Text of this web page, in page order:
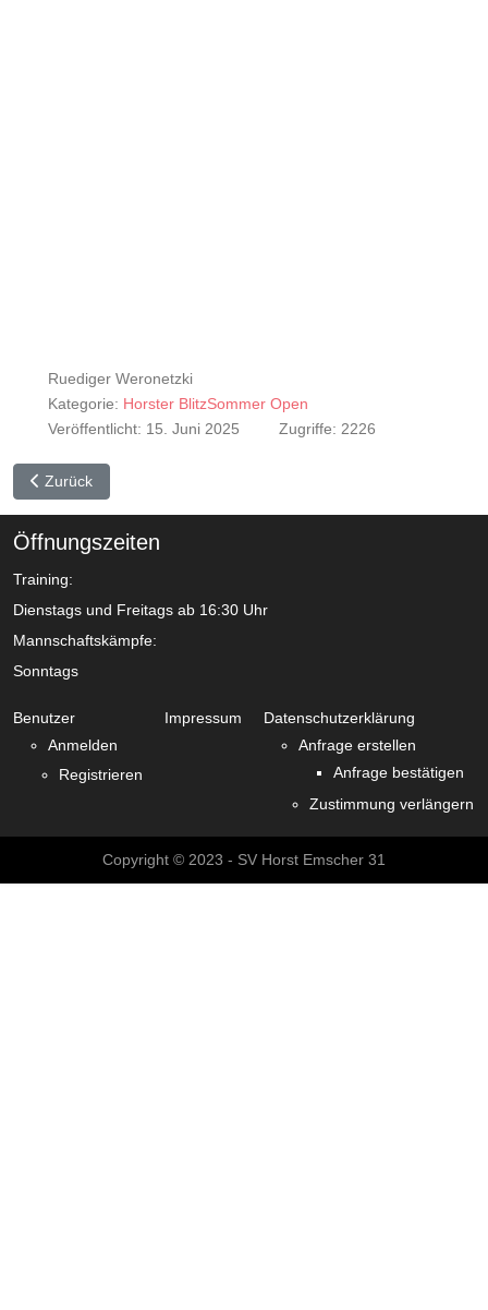
Ruediger Weronetzki
Kategorie: Horster BlitzSommer Open
Veröffentlicht: 15. Juni 2025
Zugriffe: 2226
Vorheriger Beitrag: Horster Sommerblitzen 2025 - Zwischenstand
Zurück
Öffnungszeiten
Training:
Dienstags und Freitags ab 16:30 Uhr
Mannschaftskämpfe:
Sonntags
Benutzer
Anmelden
Registrieren
Impressum
Datenschutzerklärung
Anfrage erstellen
Anfrage bestätigen
Zustimmung verlängern
Copyright © 2023 - SV Horst Emscher 31